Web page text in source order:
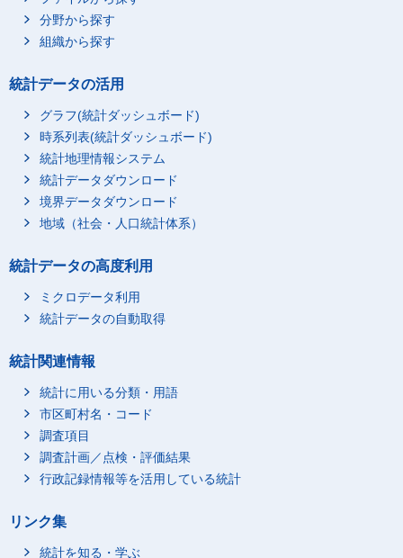
分野から探す
組織から探す
統計データの活用
グラフ(統計ダッシュボード)
時系列表(統計ダッシュボード)
統計地理情報システム
統計データダウンロード
境界データダウンロード
地域（社会・人口統計体系）
統計データの高度利用
ミクロデータ利用
統計データの自動取得
統計関連情報
統計に用いる分類・用語
市区町村名・コード
調査項目
調査計画／点検・評価結果
行政記録情報等を活用している統計
リンク集
統計を知る・学ぶ